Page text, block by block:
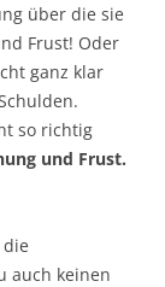
über die sie
Frust! Oder
ganz klar
so richtig
und Frust.
auch keinen